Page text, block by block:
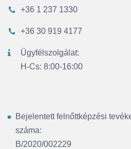
+36 1 237 1330
+36 30 919 4177
Ügyfélszolgálat:
H-Cs: 8:00-16:00
Bejelentett felnőttképzési
száma:
B/2020/002229